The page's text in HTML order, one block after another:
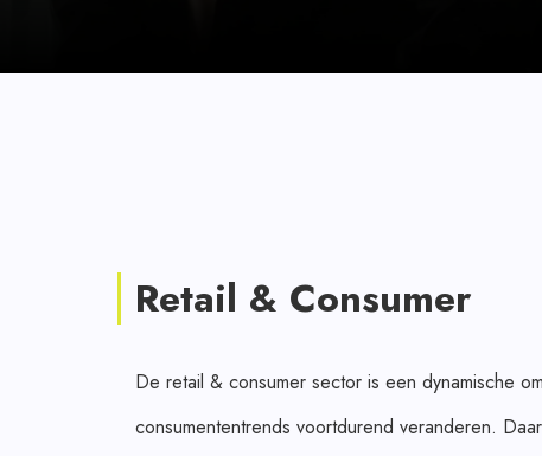
Retail & Consumer
De retail & consumer sector is een dynamische
consumententrends voortdurend veranderen.